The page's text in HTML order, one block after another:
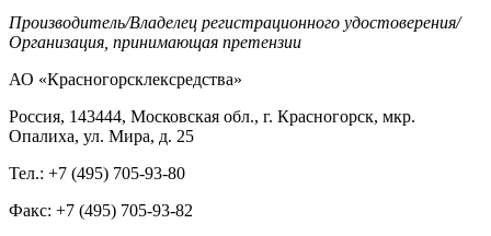
Производитель/Владелец регистрационного удостоверения/
Организация, принимающая претензии
АО «Красногорсклексредства»
Россия, 143444, Московская обл., г. Красногорск, мкр.
Опалиха, ул. Мира, д. 25
Тел.: +7 (495) 705-93-80
Факс: +7 (495) 705-93-82